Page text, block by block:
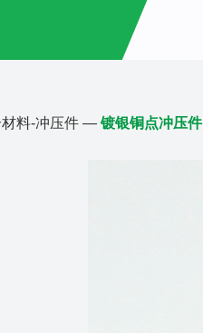
料-冲压件 — 镀银铜点冲压件